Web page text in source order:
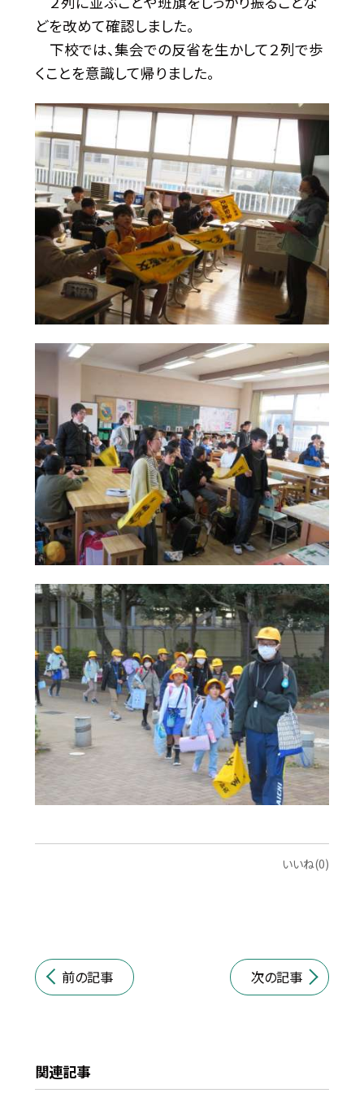
どを改めて確認しました。
下校では、集会での反省を生かして２列で歩
くことを意識して帰りました。
いいね(0)
前の記事 次の記事
関連記事